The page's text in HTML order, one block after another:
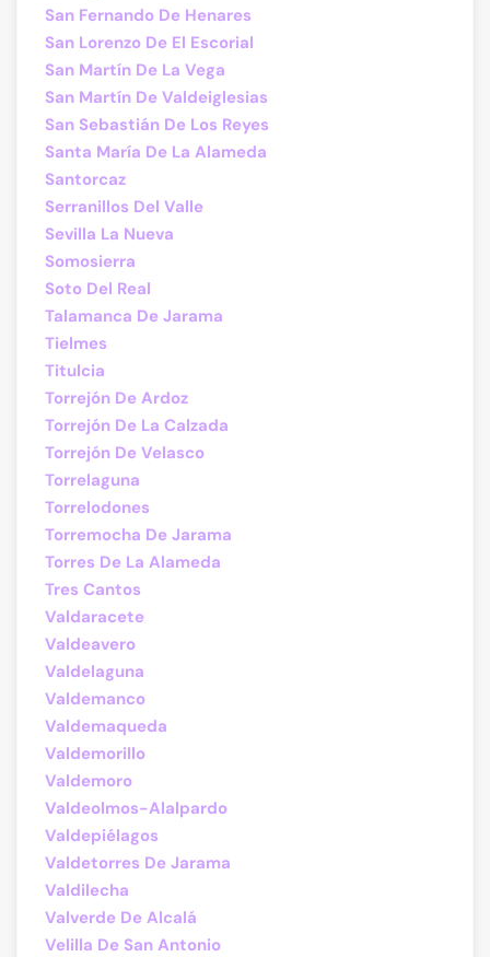
San Fernando De Henares
San Lorenzo De El Escorial
San Martín De La Vega
San Martín De Valdeiglesias
San Sebastián De Los Reyes
Santa María De La Alameda
Santorcaz
Serranillos Del Valle
Sevilla La Nueva
Somosierra
Soto Del Real
Talamanca De Jarama
Tielmes
Titulcia
Torrejón De Ardoz
Torrejón De La Calzada
Torrejón De Velasco
Torrelaguna
Torrelodones
Torremocha De Jarama
Torres De La Alameda
Tres Cantos
Valdaracete
Valdeavero
Valdelaguna
Valdemanco
Valdemaqueda
Valdemorillo
Valdemoro
Valdeolmos-Alalpardo
Valdepiélagos
Valdetorres De Jarama
Valdilecha
Valverde De Alcalá
Velilla De San Antonio